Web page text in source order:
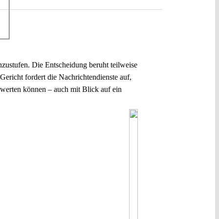
Die Entscheidung beruht teilweise
fordert die Nachrichtendienste auf,
können – auch mit Blick auf ein